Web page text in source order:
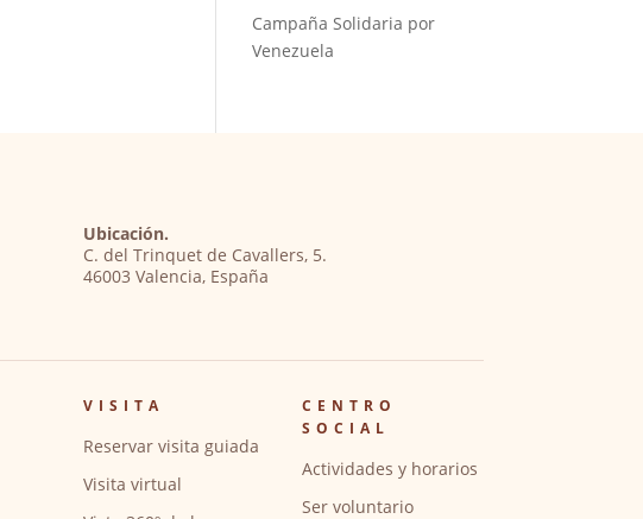
Campaña Solidaria por
Venezuela
Ubicación.
C. del Trinquet de Cavallers, 5.
46003 Valencia, España
VISITA
Reservar visita guiada
Visita virtual
CENTRO
SOCIAL
Actividades y horarios
Ser voluntario